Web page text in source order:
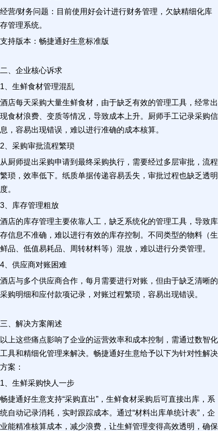
经营/财务问题：目前使用好会计进行财务管理，欠缺精细化库
存管理系统。
支持版本：畅捷通好生意标准版
二、企业核心诉求
1、生鲜食材管理混乱
酒店每天采购大量生鲜食材，由于缺乏有效的管理工具，经常出
现食材浪费、变质等情况，导致成本上升。厨师手工记录采购信
息，容易出现错误，难以进行准确的成本核算。
2、采购审批流程繁琐
从厨师提出采购申请到最终采购执行，需要经过多层审批，流程
繁琐，效率低下。纸质单据传递容易丢失，审批过程也缺乏透明
度。
3、库存管理粗放
酒店的库存管理主要依靠人工，缺乏系统化的管理工具，导致库
存信息不准确，难以进行有效的库存控制。不同类型的物料（生
鲜品、低值易耗品、周转材料等）混放，难以进行分类管理。
4、供应商对账困难
酒店与多个供应商合作，每月需要进行对账，但由于缺乏清晰的
采购明细和应付款项记录，对账过程繁琐，容易出现错误。
三、解决方案阐述
以上这些痛点影响了企业的运营效率和成本控制，需通过数智化
工具和精细化管理来解决。畅捷通好生意给予以下为针对性解决
方案：
1、生鲜采购快人一步
畅捷通好生意支持“采购直出”，生鲜食材采购后可直接出库，系
统自动记录消耗，实时跟踪成本。通过“材料出库单统计表”，企
业能精准核算成本，减少浪费，让生鲜管理变得高效透明，确保